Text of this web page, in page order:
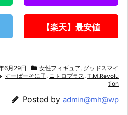
【楽天】最安値
6月29日 女性フィギュア, グッドスマイ
すーぱーそに子, ニトロプラス , T.M.Revolu
tion
Posted by admin@mh@wp